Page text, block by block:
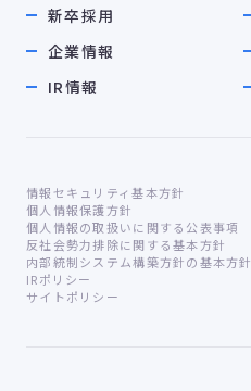
新卒採用
企業情報
IR情報
情報セキュリティ基本方針
個人情報保護方針
個人情報の取扱いに関する公表事項
反社会勢力排除に関する基本方針
内部統制システム構築方針の基本方針
IRポリシー
サイトポリシー